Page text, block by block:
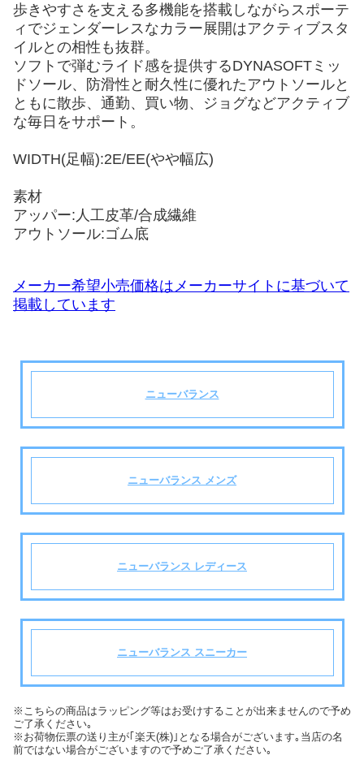
歩きやすさを支える多機能を搭載しながらスポーテ
ィでジェンダーレスなカラー展開はアクティブスタ
イルとの相性も抜群。
ソフトで弾むライド感を提供するDYNASOFTミッ
ドソール、防滑性と耐久性に優れたアウトソールと
ともに散歩、通勤、買い物、ジョグなどアクティブ
な毎日をサポート。
WIDTH(足幅):2E/EE(やや幅広)
素材
アッパー:人工皮革/合成繊維
アウトソール:ゴム底
メーカー希望小売価格はメーカーサイトに基づいて
掲載しています
ニューバランス
ニューバランス メンズ
ニューバランス レディース
ニューバランス スニーカー
※こちらの商品はラッピング等はお受けすることが出来ませんので予め
ご了承ください｡
※お荷物伝票の送り主が｢楽天(株)｣となる場合がございます｡当店の名
前ではない場合がございますので予めご了承ください｡